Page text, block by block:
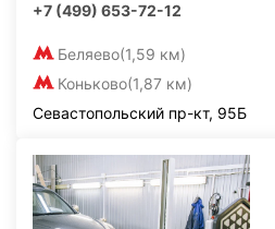
+7 (499) 653-72-12
Беляево(1,59 км)
Коньково(1,87 км)
Севастопольский пр-кт, 95Б